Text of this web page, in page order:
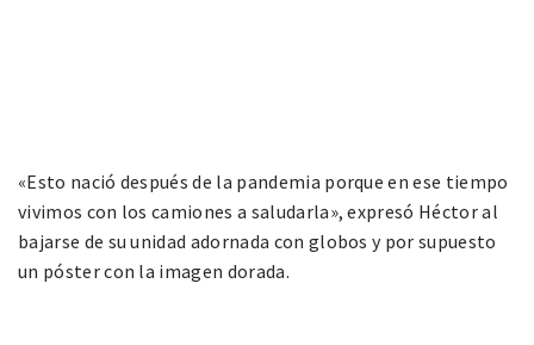
«Esto nació después de la pandemia porque en ese tiempo
vivimos con los camiones a saludarla», expresó Héctor al
bajarse de su unidad adornada con globos y por supuesto
un póster con la imagen dorada.